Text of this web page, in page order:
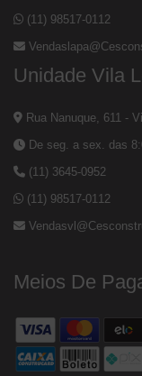
(11) 98517-0112
Unidade Vila
Rua Nanuque, 611 -
De seg. a sex. das
(11) 3645-0952
(11) 98517-0112
Meios De